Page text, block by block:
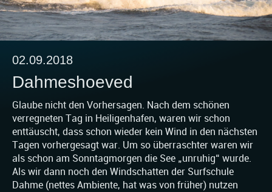
02.09.2018
Dahmeshoeved
Glaube nicht den Vorhersagen. Nach dem schönen
verregneten Tag in Heiligenhafen, waren wir schon
enttäuscht, dass schon wieder kein Wind in den nächsten
Tagen vorhergesagt war. Um so überraschter waren wir
als schon am Sonntagmorgen die See „unruhig“ wurde.
Als wir dann noch den Windschatten der Surfschule
Dahme (nettes Ambiente, hat was von früher) nutzen